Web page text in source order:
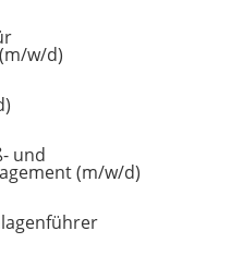
w/d)
und
(m/w/d)